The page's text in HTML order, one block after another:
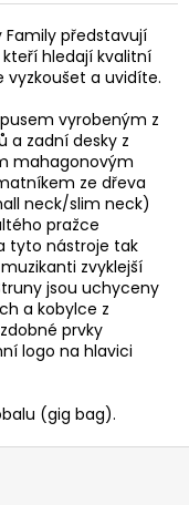
Family představují
hledají kvalitní
vyzkoušet a uvidíte.
vyrobeným z
a zadní desky z
mahagonovým
ze dřeva
neck/slim neck)
pražce
tyto nástroje tak
zvyklejší
jsou uchyceny
a kobylce z
prvky
logo na hlavici
(gig bag).